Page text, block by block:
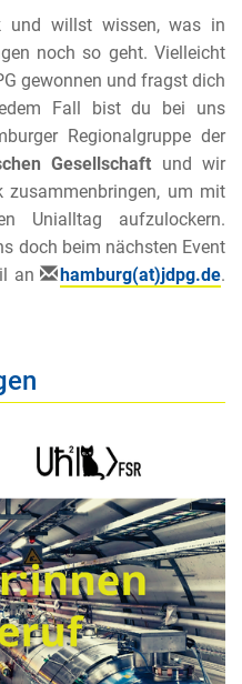
und willst wissen, was in
noch so geht. Vielleicht
gewonnen und fragst dich
Fall bist du bei uns
Regionalgruppe der
Gesellschaft und wir
zusammenbringen, um mit
Unialltag aufzulockern.
doch beim nächsten Event
an
hamburg(at)jdpg.de.